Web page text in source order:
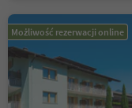
Możliwość rezerwacji online